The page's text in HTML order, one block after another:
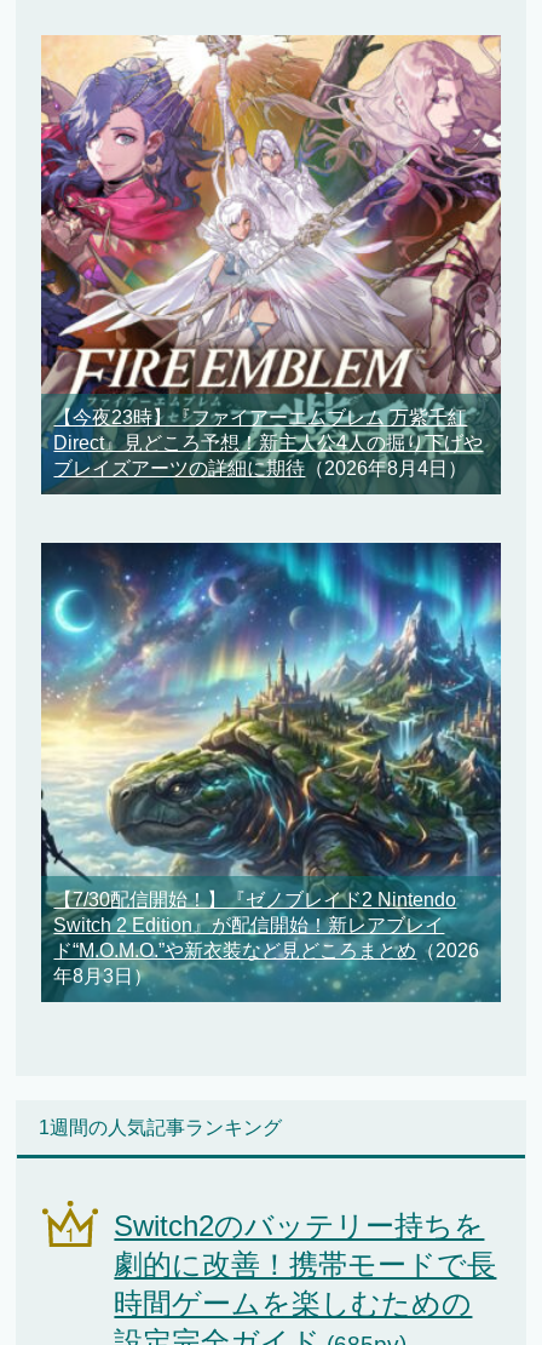
【今夜23時】『ファイアーエムブレム 万紫千紅
Direct』見どころ予想！新主人公4人の掘り下げや
ブレイズアーツの詳細に期待 （2026年8月4日）
【7/30配信開始！】『ゼノブレイド2 Nintendo
Switch 2 Edition』が配信開始！新レアブレイ
ド“M.O.M.O.”や新衣装など見どころまとめ（2026
年8月3日）
1週間の人気記事ランキング
Switch2のバッテリー持ちを
劇的に改善！携帯モードで長
時間ゲームを楽しむための